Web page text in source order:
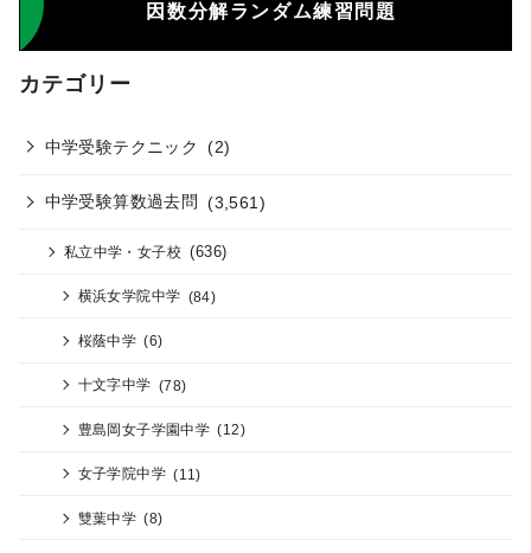
因数分解ランダム練習問題
カテゴリー
中学受験テクニック (2)
中学受験算数過去問 (3,561)
私立中学・女子校 (636)
横浜女学院中学 (84)
桜蔭中学 (6)
十文字中学 (78)
豊島岡女子学園中学 (12)
女子学院中学 (11)
雙葉中学 (8)